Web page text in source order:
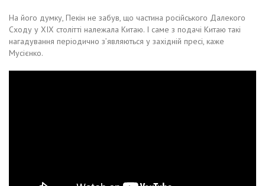
На його думку, Пекін не забув, що частина російського Далекого
Сходу у ХІХ столітті належала Китаю. І саме з подачі Китаю такі
нагадування періодично з’являються у західній пресі, каже
Мусієнко.